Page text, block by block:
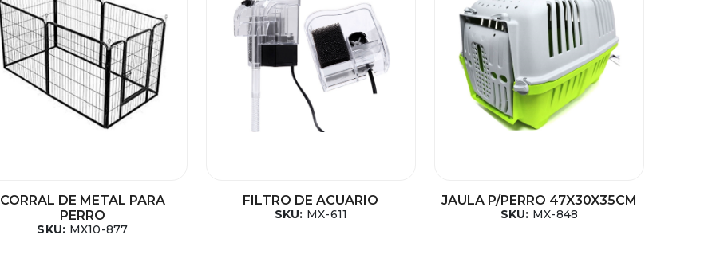
CORRAL DE METAL PARA
PERRO
SKU: MX10-877
FILTRO DE ACUARIO
SKU: MX-611
JAULA P/PERRO 47X30X35CM
SKU: MX-848